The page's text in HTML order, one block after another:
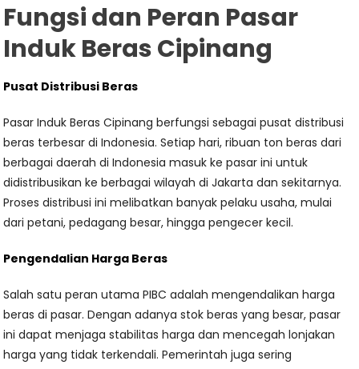
Fungsi dan Peran Pasar
Induk Beras Cipinang
Pusat Distribusi Beras
Pasar Induk Beras Cipinang berfungsi sebagai pusat distribusi
beras terbesar di Indonesia. Setiap hari, ribuan ton beras dari
berbagai daerah di Indonesia masuk ke pasar ini untuk
didistribusikan ke berbagai wilayah di Jakarta dan sekitarnya.
Proses distribusi ini melibatkan banyak pelaku usaha, mulai
dari petani, pedagang besar, hingga pengecer kecil.
Pengendalian Harga Beras
Salah satu peran utama PIBC adalah mengendalikan harga
beras di pasar. Dengan adanya stok beras yang besar, pasar
ini dapat menjaga stabilitas harga dan mencegah lonjakan
harga yang tidak terkendali. Pemerintah juga sering